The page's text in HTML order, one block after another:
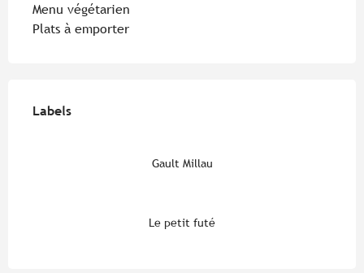
Menu végétarien
Plats à emporter
Labels
Labels
Gault Millau
Le petit futé